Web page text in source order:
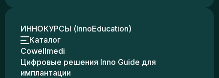
ИННОКУРСЫ (InnoEducation)
Каталог
Cowellmedi
Цифровые решения Inno Guide для
имплантации